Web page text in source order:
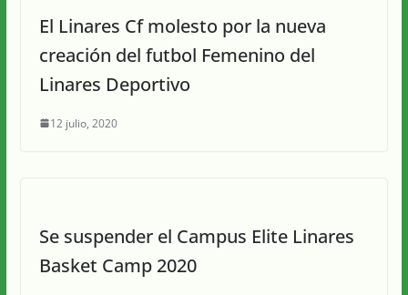
El Linares Cf molesto por la nueva
creación del futbol Femenino del
Linares Deportivo
12 julio, 2020
Se suspender el Campus Elite Linares
Basket Camp 2020